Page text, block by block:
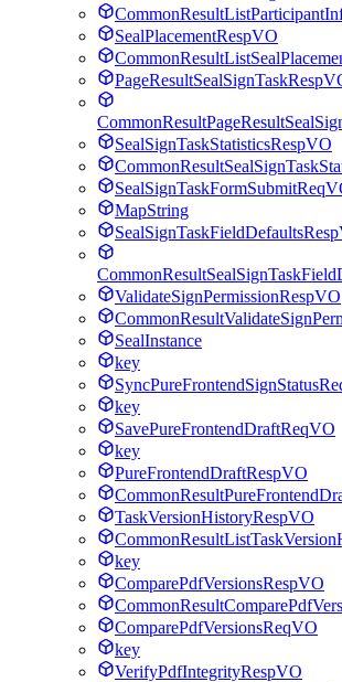
SealPlacementRespVO
SealSignTaskStatisticsRespVO
MapString
ValidateSignPermissionRespVO
SealInstance
key
key
SavePureFrontendDraftReqVO
key
PureFrontendDraftRespVO
TaskVersionHistoryRespVO
key
ComparePdfVersionsRespVO
ComparePdfVersionsReqVO
key
VerifyPdfIntegrityRespVO